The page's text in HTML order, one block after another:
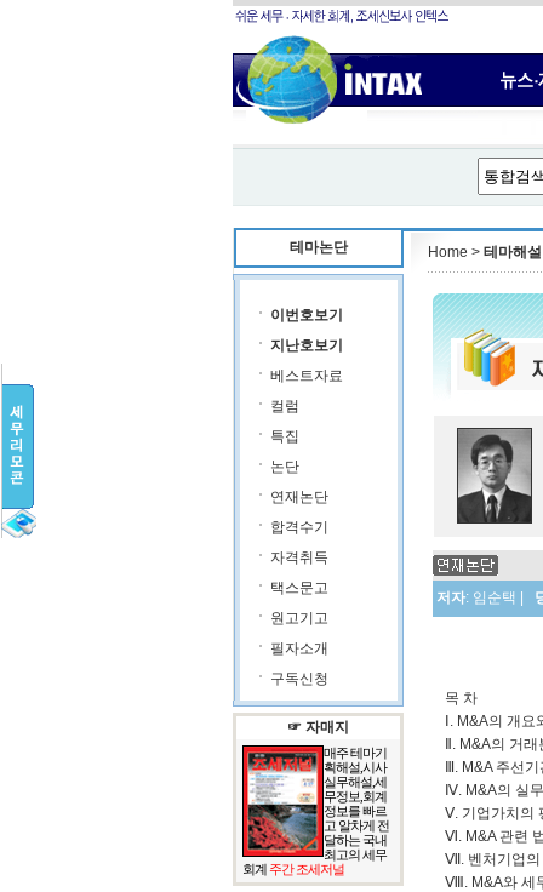
테마논단
이번호보기
지난호보기
베스트자료
컬럼
특집
논단
연재논단
합격수기
자격취득
택스문고
원고기고
필자소개
구독신청
☞ 자매지
매주 테마기
획해설,시사
실무해설,세
무정보,회계
정보를 빠르
고 알차게 전
달하는 국내
최고의 세무
회계주간 조세저널
Home > 테마해설
저자: 임순택
목 차
Ⅰ. M&A의 개
Ⅱ. M&A의 거
Ⅲ. M&A 주선
Ⅳ. M&A의 실
Ⅴ. 기업가치의
Ⅵ. M&A 관련
Ⅶ. 벤처기업의
Ⅷ. M&A와 세